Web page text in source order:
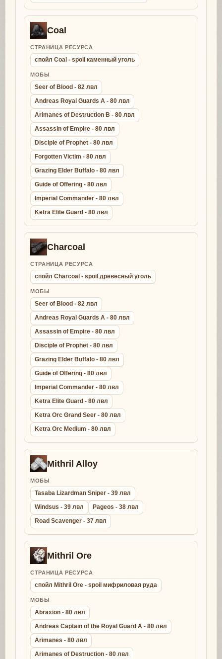
Coal
СТРАНИЦА РЕСУРСА
спойл Coal - spoil каменный уголь
МОБЫ
Seer of Blood - 82 лвл
Andreas Royal Guards A - 80 лвл
Arimanes of Destruction B - 80 лвл
Assassin of Empire - 80 лвл
Disciple of Prophet - 80 лвл
Forgotten Victim - 80 лвл
Grazing Elder Buffalo - 80 лвл
Guide of Offering - 80 лвл
Imperial Commander - 80 лвл
Ketra Elite Guard - 80 лвл
Charcoal
СТРАНИЦА РЕСУРСА
спойл Charcoal - spoil древесный уголь
МОБЫ
Seer of Blood - 82 лвл
Andreas Royal Guards A - 80 лвл
Assassin of Empire - 80 лвл
Disciple of Prophet - 80 лвл
Grazing Elder Buffalo - 80 лвл
Guide of Offering - 80 лвл
Imperial Commander - 80 лвл
Ketra Elite Guard - 80 лвл
Ketra Orc Grand Seer - 80 лвл
Ketra Orc Medium - 80 лвл
Mithril Alloy
МОБЫ
Tasaba Lizardman Sniper - 39 лвл
Windsus - 39 лвл
Pageos - 38 лвл
Road Scavenger - 37 лвл
Mithril Ore
СТРАНИЦА РЕСУРСА
спойл Mithril Ore - spoil мифриловая руда
МОБЫ
Abraxion - 80 лвл
Andreas Captain of the Royal Guard A - 80 лвл
Arimanes - 80 лвл
Arimanes of Destruction - 80 лвл